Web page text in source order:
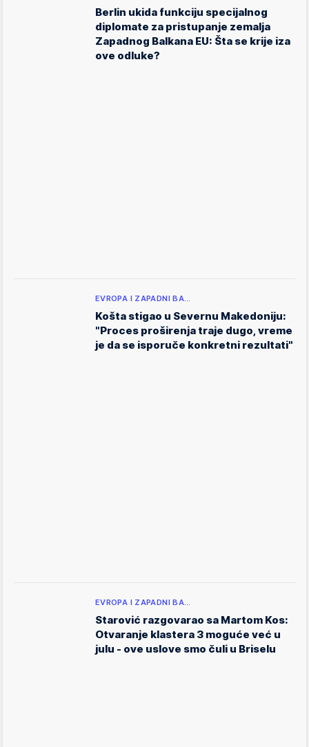
Berlin ukida funkciju specijalnog
diplomate za pristupanje zemalja
Zapadnog Balkana EU: Šta se krije iza
ove odluke?
EVROPA I ZAPADNI BA…
Košta stigao u Severnu Makedoniju:
"Proces proširenja traje dugo, vreme
je da se isporuče konkretni rezultati"
EVROPA I ZAPADNI BA…
Starović razgovarao sa Martom Kos:
Otvaranje klastera 3 moguće već u
julu - ove uslove smo čuli u Briselu